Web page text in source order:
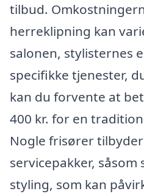
tilbud.
herreklipning kan
salonen, stylisternes
specifikke tjenester,
kan du forvente at
400 kr. for en
Nogle frisører
servicepakker,
styling, som kan